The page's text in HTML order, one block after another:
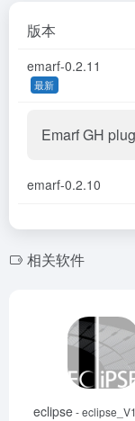
版本
emarf-0.2.11
最新
Emarf GH
emarf-0.2.10
相关软件
eclipse-